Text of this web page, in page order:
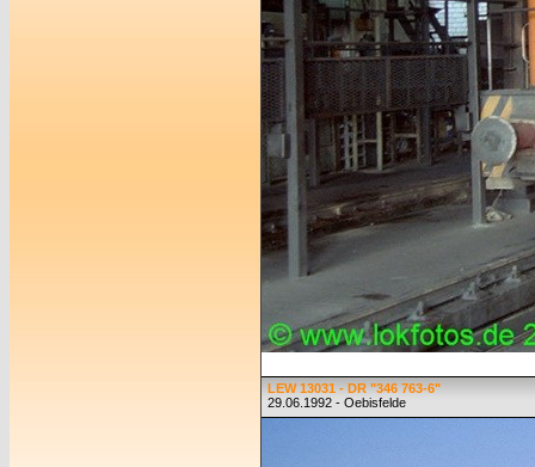
LEW 13031 - DR "346 763-6"
29.06.1992 - Oebisfelde